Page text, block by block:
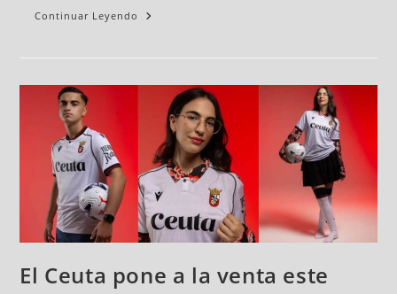
Continuar Leyendo
El Ceuta pone a la venta este